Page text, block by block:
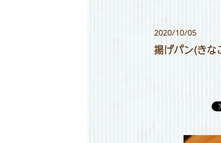
2020/10/05
揚げパン(きな